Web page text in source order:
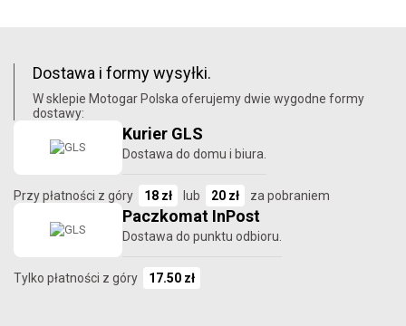
Dostawa i formy wysyłki.
W sklepie Motogar Polska oferujemy dwie wygodne formy
dostawy:
Kurier GLS
Dostawa do domu i biura.
Przy płatności z góry 18 zł lub 20 zł za pobraniem
Paczkomat InPost
Dostawa do punktu odbioru.
Tylko płatności z góry 17.50 zł